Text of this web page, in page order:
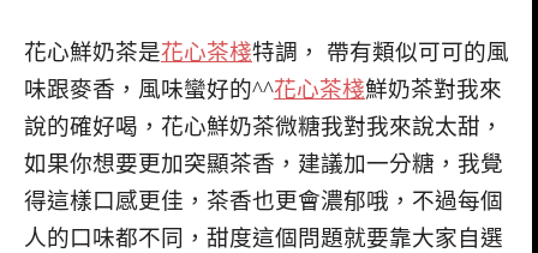
花心鮮奶茶是花心茶棧特調， 帶有類似可可的風
味跟麥香，風味蠻好的^^花心茶棧鮮奶茶對我來
說的確好喝，花心鮮奶茶微糖我對我來說太甜，
如果你想要更加突顯茶香，建議加一分糖，我覺
得這樣口感更佳，茶香也更會濃郁哦，不過每個
人的口味都不同，甜度這個問題就要靠大家自選